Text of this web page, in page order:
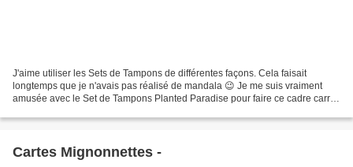
J'aime utiliser les Sets de Tampons de différentes façons. Cela faisait
longtemps que je n'avais pas réalisé de mandala 😉 Je me suis vraiment
amusée avec le Set de Tampons Planted Paradise pour faire ce cadre carré
Cartes Mignonnettes -